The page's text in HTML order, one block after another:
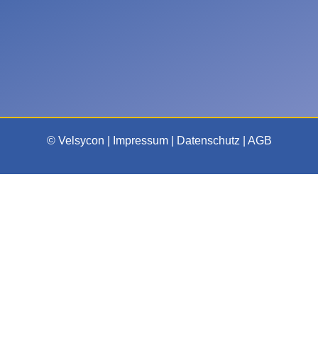
© Velsycon | Impressum| Datenschutz AGB